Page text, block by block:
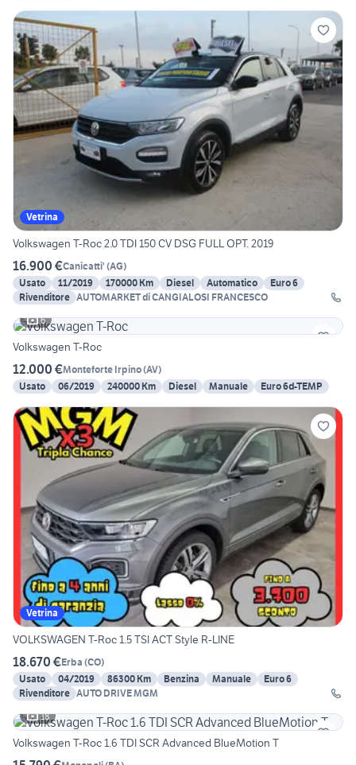
Vetrina
Volkswagen T-Roc 2.0 TDI 150 CV DSG FULL OPT. 2019
16.900 €Canicatti' (AG)
Usato
11/2019 170000 Km Diesel Automatico
Euro 6
Rivenditore AUTOMARKET di CANGIALOSI FRANCESCO
6
Volkswagen T-Roc
12.000 €Monteforte Irpino(AV)
Usato
06/2019 240000 Km Diesel Manuale Euro 6d-TEMP
Vetrina
VOLKSWAGEN T-Roc 1.5 TSI ACT Style R-LINE
18.670 €Erba (CO)
Usato
04/2019 86300 Km Benzina Manuale
Euro 6
Rivenditore AUTO DRIVE MGM
18
Volkswagen T-Roc 1.6 TDI SCR Advanced BlueMotion T